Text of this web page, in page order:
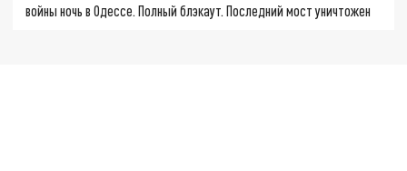
войны ночь в Одессе. Полный блэкаут. Последний мост уничтожен